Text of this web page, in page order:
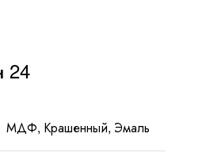
24
МДФ, Крашенный, Эмаль